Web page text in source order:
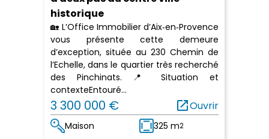
historique
🏡 L’Office Immobilier d’Aix‑en‑Provence
vous présente cette demeure
d’exception, située au 230 Chemin de
l’Echelle, dans le quartier très recherché
des Pinchinats. 📍 Situation et
contexteEntouré...
3 300 000 € open_in_newOuvrir
Maison 325 m2